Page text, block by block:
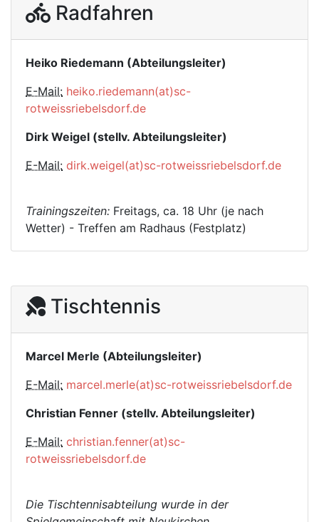
Radfahren
Heiko Riedemann (Abteilungsleiter)
E-Mail: heiko.riedemann(at)sc-
rotweissriebelsdorf.de
Dirk Weigel (stellv. Abteilungsleiter)
E-Mail: dirk.weigel(at)sc-rotweissriebelsdorf.de
Trainingszeiten: Freitags, ca. 18 Uhr (je nach
Wetter) - Treffen am Radhaus (Festplatz)
Tischtennis
Marcel Merle (Abteilungsleiter)
E-Mail: marcel.merle(at)sc-rotweissriebelsdorf.de
Christian Fenner (stellv. Abteilungsleiter)
E-Mail: christian.fenner(at)sc-
rotweissriebelsdorf.de
Die Tischtennisabteilung wurde in der